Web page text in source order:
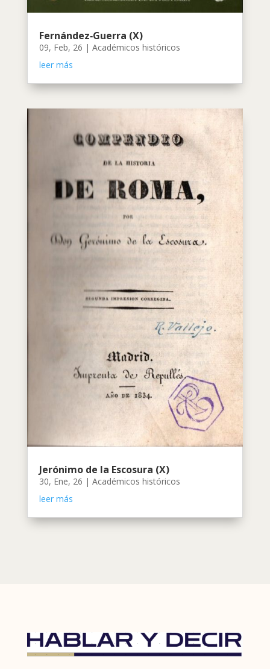
Fernández‑Guerra (X)
09, Feb, 26 | Académicos históricos
leer más
Jerónimo de la Escosura (X)
30, Ene, 26 | Académicos históricos
leer más